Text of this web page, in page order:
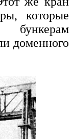
которые
доменного